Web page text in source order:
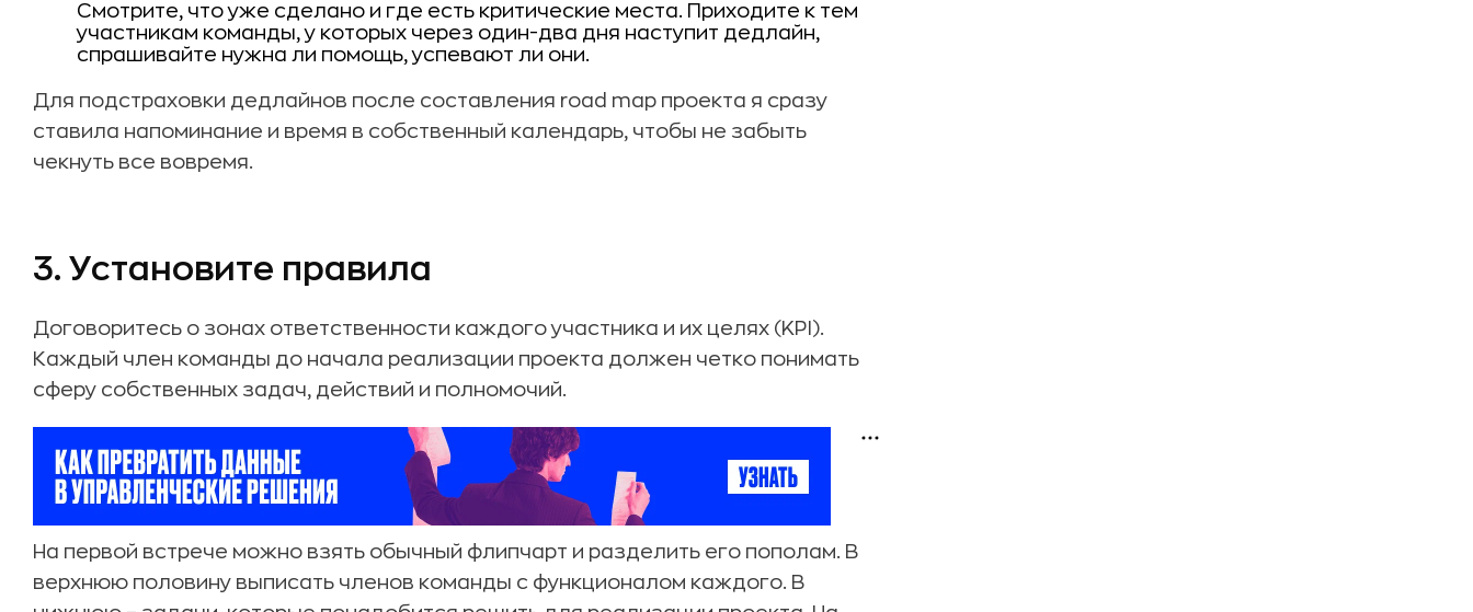
Смотрите, что уже сделано и где есть критические места. Приходите к тем
участникам команды, у которых через один-два дня наступит дедлайн,
спрашивайте нужна ли помощь, успевают ли они.
Для подстраховки дедлайнов после составления road map проекта я сразу
ставила напоминание и время в собственный календарь, чтобы не забыть
чекнуть все вовремя.
3. Установите правила
Договоритесь о зонах ответственности каждого участника и их целях (KPI).
Каждый член команды до начала реализации проекта должен четко понимать
сферу собственных задач, действий и полномочий.
На первой встрече можно взять обычный флипчарт и разделить его пополам. В
верхнюю половину выписать членов команды с функционалом каждого. В